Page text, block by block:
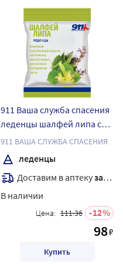
911 Ваша служба спасения
леденцы шалфей липа с
витамином с леденцы
массой 2,5 г 50 гр
911 ВАША СЛУЖБА СПАСЕНИЯ
леденцы
Доставим в аптекузавтра
В наличии
Цена: 111.36 12
98₽
Купить